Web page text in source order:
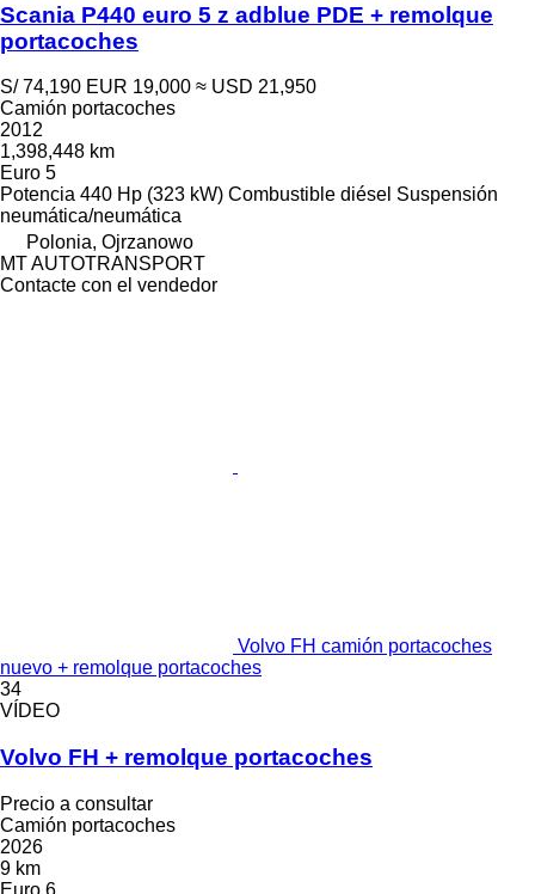
Scania P440 euro 5 z adblue PDE + remolque
portacoches
S/ 74,190 EUR 19,000 ≈ USD 21,950
Camión portacoches
2012
1,398,448 km
Euro 5
Potencia 440 Hp (323 kW) Combustible diésel Suspensión
neumática/neumática
Polonia, Ojrzanowo
MT AUTOTRANSPORT
Contacte con el vendedor
Volvo FH camión portacoches
nuevo + remolque portacoches
34
VÍDEO
Volvo FH + remolque portacoches
Precio a consultar
Camión portacoches
2026
9 km
Euro 6